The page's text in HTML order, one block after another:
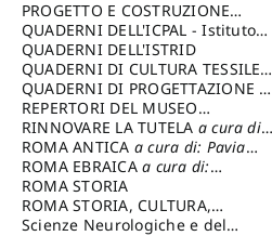
DELL’ARCHITETTURA
PROGETTO E COSTRUZIONE
SOSTENIBILE
QUADERNI DELL'ICPAL - Istituto
centrale per il restauro e la
conservazione del patrimonio
archivistico e librario
QUADERNI DELL'ISTRID
QUADERNI DI CULTURA TESSILEa
cura di: Crispolti Livia
QUADERNI DI PROGETTAZIONE a
cura di: Giura Longo Tommaso
REPERTORI DEL MUSEO
CENTRALE DEL RISORGIMENTOa
cura di: Pizzo Marco
RINNOVARE LA TUTELA a cura di:
Cicalò Enrico
ROMA ANTICA a cura di: Pavia
Carlo
ROMA EBRAICAa cura di:
Procaccia Claudio
ROMA STORIA
ROMA STORIA, CULTURA,
IMMAGINEa cura di: Fagiolo
Scienze Neurologiche e del